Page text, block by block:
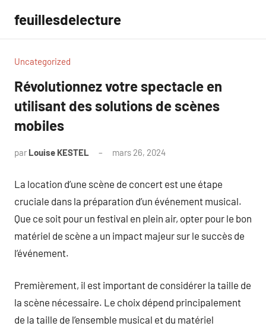
contenu
feuillesdelecture
Uncategorized
Révolutionnez votre spectacle en
utilisant des solutions de scènes
mobiles
par Louise KESTEL mars 26, 2024
La location d’une scène de concert est une étape
cruciale dans la préparation d’un événement musical.
Que ce soit pour un festival en plein air, opter pour le bon
matériel de scène a un impact majeur sur le succès de
l’événement.
Premièrement, il est important de considérer la taille de
la scène nécessaire. Le choix dépend principalement
de la taille de l’ensemble musical et du matériel